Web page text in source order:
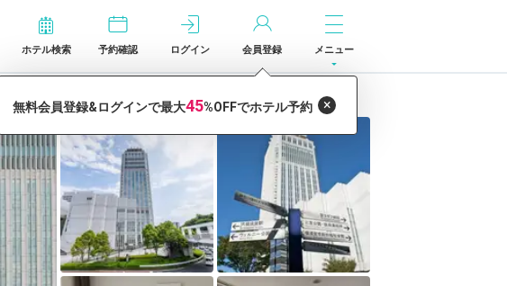
ホテル検索 予約確認 ログイン 会員登録 メニュー